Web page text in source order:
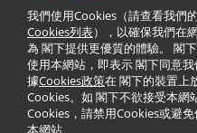
我們使用Cookies（請查看我們的
Cookies列表），以確保我們在
為 閣下提供更優質的體驗。 閣
使用本網站，即表示 閣下同意我
據Cookies政策在 閣下的裝置上
Cookies。如 閣下不欲接受本網
Cookies，請禁用Cookies或避免
本網站。